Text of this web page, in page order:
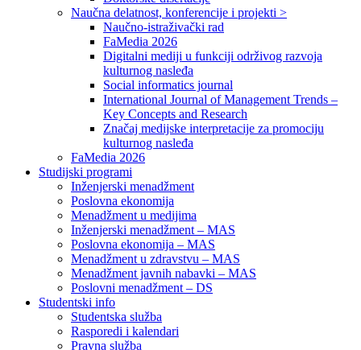
Naučna delatnost, konferencije i projekti >
Naučno-istraživački rad
FaMedia 2026
Digitalni mediji u funkciji održivog razvoja
kulturnog nasleđa
Social informatics journal
International Journal of Management Trends –
Key Concepts and Research
Značaj medijske interpretacije za promociju
kulturnog nasleđa
FaMedia 2026
Studijski programi
Inženjerski menadžment
Poslovna ekonomija
Menadžment u medijima
Inženjerski menadžment – MAS
Poslovna ekonomija – MAS
Menadžment u zdravstvu – MAS
Menadžment javnih nabavki – MAS
Poslovni menadžment – DS
Studentski info
Studentska služba
Rasporedi i kalendari
Pravna služba